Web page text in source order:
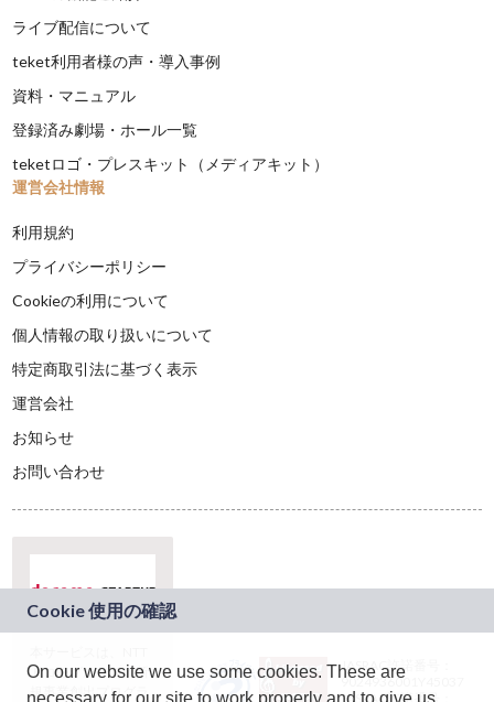
ライブ配信について
teket利用者様の声・導入事例
資料・マニュアル
登録済み劇場・ホール一覧
teketロゴ・プレスキット（メディアキット）
運営会社情報
利用規約
プライバシーポリシー
Cookieの利用について
個人情報の取り扱いについて
特定商取引法に基づく表示
運営会社
お知らせ
お問い合わせ
ドコモグループの新
規事業創出プログラ
JASRAC許諾番号：
9024936001Y45037
JASRAC許諾番号：
On our website we use some cookies. These are
necessary for our site to work properly and to give us